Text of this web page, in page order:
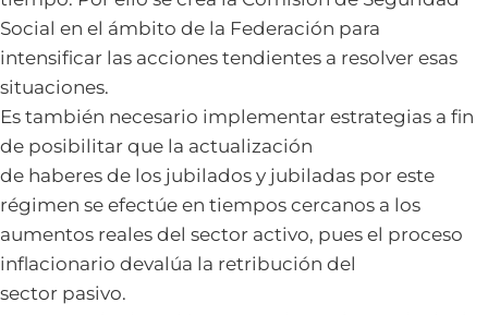
Social en el ámbito de la Federación para
intensificar las acciones tendientes a resolver esas
situaciones.
Es también necesario implementar estrategias a fin
de posibilitar que la actualización
de haberes de los jubilados y jubiladas por este
régimen se efectúe en tiempos cercanos a los
aumentos reales del sector activo, pues el proceso
inflacionario devalúa la retribución del
sector pasivo.